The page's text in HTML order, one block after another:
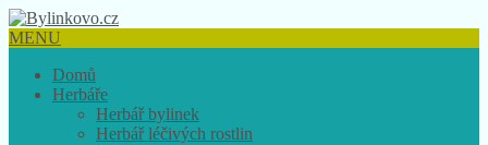
MENU
Domů
Herbáře
Herbář bylinek
Herbář léčivých rostlin